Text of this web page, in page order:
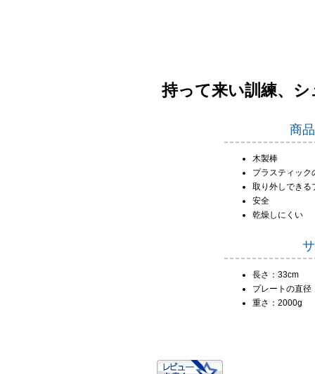
持って来い訓練、
商
木製棒
プラスティック
取り外しできる
安全
乾燥しにくい
長さ：33cm
プレートの直径
重さ：2000g